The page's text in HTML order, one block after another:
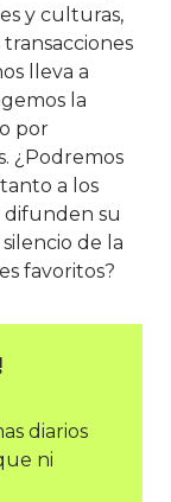
y culturas,
lleva a
la
por
¿Podremos
a los
difunden su
de la
favoritos?
diarios
ni